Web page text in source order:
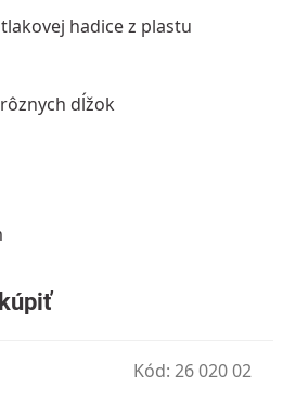
hadice z plastu
dĺžok
Kód: 26 020 02